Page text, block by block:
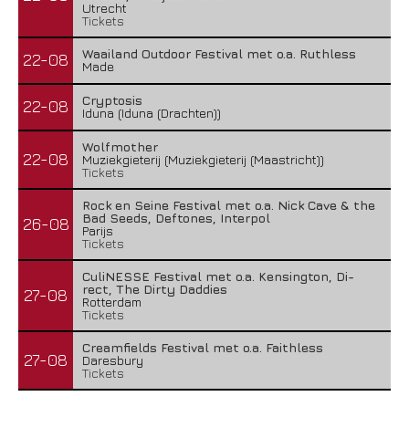
Utrecht
Tickets
22-08
Waailand Outdoor Festival met o.a. Ruthless
Made
22-08
Cryptosis
Iduna (Iduna (Drachten))
22-08
Wolfmother
Muziekgieterij (Muziekgieterij (Maastricht))
Tickets
26-08
Rock en Seine Festival met o.a. Nick Cave & the
Bad Seeds, Deftones, Interpol
Parijs
Tickets
27-08
CuliNESSE Festival met o.a. Kensington, Di-
rect, The Dirty Daddies
Rotterdam
Tickets
27-08
Creamfields Festival met o.a. Faithless
Daresbury
Tickets